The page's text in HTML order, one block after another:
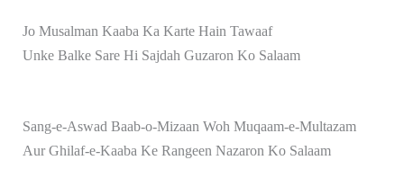
Jo Musalman Kaaba Ka Karte Hain Tawaaf
Unke Balke Sare Hi Sajdah Guzaron Ko Salaam
Sang-e-Aswad Baab-o-Mizaan Woh Muqaam-e-Multazam
Aur Ghilaf-e-Kaaba Ke Rangeen Nazaron Ko Salaam